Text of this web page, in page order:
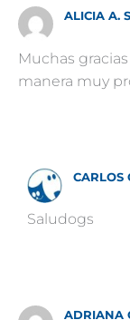
ALICIA A.
Muchas
manera muy
CARLOS
Saludogs
ADRIANA